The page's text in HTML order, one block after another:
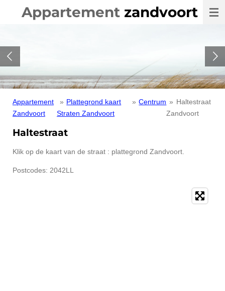
de
hoofdinhoud
Appartement zandvoort
Appartement
Zandvoort
» Plattegrond kaart
Straten Zandvoort
» Centrum » Haltestraat
Zandvoort
Haltestraat
Klik op de kaart van de straat : plattegrond Zandvoort.
Postcodes: 2042LL